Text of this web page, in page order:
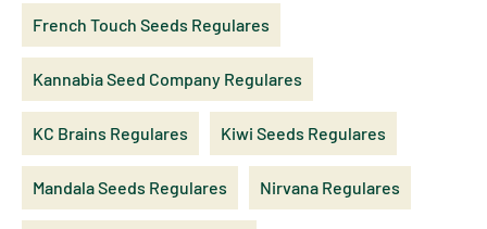
French Touch Seeds Regulares
Kannabia Seed Company Regulares
KC Brains Regulares Kiwi Seeds Regulares
Mandala Seeds Regulares Nirvana Regulares